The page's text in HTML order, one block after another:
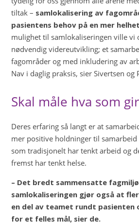
tiltak – samlokalisering av
pasientens behov på en mer
mulighet til samlokaliseringen ville vi
nødvendig videreutvikling; et
fagområder og med inkludering av
Nav i daglig praksis, sier Sivertsen og
Skal måle hva som
Deres erfaring så langt er at
mer positive holdninger til
som tradisjonelt har tenkt arbeid og
fremst har tenkt helse.
– Det bredt sammensatte
samlokaliseringen gjør også at
en del av teamet rundt pasienten
for et felles mål, sier de.